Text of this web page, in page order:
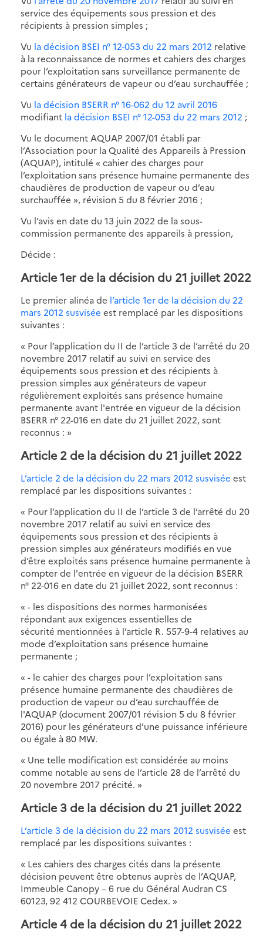
service des équipements sous pression et des
récipients à pression simples ;
Vu la décision BSEI n° 12-053 du 22 mars 2012 relative
à la reconnaissance de normes et cahiers des charges
pour l’exploitation sans surveillance permanente de
certains générateurs de vapeur ou d’eau surchauffée ;
Vu la décision BSERR n° 16-062 du 12 avril 2016
modifiant la décision BSEI n° 12-053 du 22 mars 2012 ;
Vu le document AQUAP 2007/01 établi par
l’Association pour la Qualité des Appareils à Pression
(AQUAP), intitulé « cahier des charges pour
l’exploitation sans présence humaine permanente des
chaudières de production de vapeur ou d’eau
surchauffée », révision 5 du 8 février 2016 ;
Vu l’avis en date du 13 juin 2022 de la sous-
commission permanente des appareils à pression,
Décide :
Article 1er de la décision du 21 juillet 2022
Le premier alinéa de l’article 1er de la décision du 22
mars 2012 susvisée est remplacé par les dispositions
suivantes :
« Pour l’application du II de l’article 3 de l’arrêté du 20
novembre 2017 relatif au suivi en service des
équipements sous pression et des récipients à
pression simples aux générateurs de vapeur
régulièrement exploités sans présence humaine
permanente avant l'entrée en vigueur de la décision
BSERR n° 22-016 en date du 21 juillet 2022, sont
reconnus : »
Article 2 de la décision du 21 juillet 2022
L’article 2 de la décision du 22 mars 2012 susvisée est
remplacé par les dispositions suivantes :
« Pour l’application du II de l’article 3 de l’arrêté du 20
novembre 2017 relatif au suivi en service des
équipements sous pression et des récipients à
pression simples aux générateurs modifiés en vue
d’être exploités sans présence humaine permanente à
compter de l'entrée en vigueur de la décision BSERR
n° 22-016 en date du 21 juillet 2022, sont reconnus :
« - les dispositions des normes harmonisées
répondant aux exigences essentielles de
sécurité mentionnées à l’article R. 557-9-4 relatives au
mode d’exploitation sans présence humaine
permanente ;
« - le cahier des charges pour l’exploitation sans
présence humaine permanente des chaudières de
production de vapeur ou d’eau surchauffée de
l'AQUAP (document 2007/01 révision 5 du 8 février
2016) pour les générateurs d’une puissance inférieure
ou égale à 80 MW.
« Une telle modification est considérée au moins
comme notable au sens de l’article 28 de l’arrêté du
20 novembre 2017 précité. »
Article 3 de la décision du 21 juillet 2022
L’article 3 de la décision du 22 mars 2012 susvisée est
remplacé par les dispositions suivantes :
« Les cahiers des charges cités dans la présente
décision peuvent être obtenus auprès de l’AQUAP,
Immeuble Canopy – 6 rue du Général Audran CS
60123, 92 412 COURBEVOIE Cedex. »
Article 4 de la décision du 21 juillet 2022